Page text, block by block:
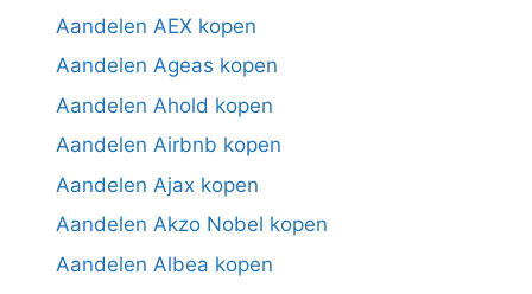
Aandelen AEX kopen
Aandelen Ageas kopen
Aandelen Ahold kopen
Aandelen Airbnb kopen
Aandelen Ajax kopen
Aandelen Akzo Nobel kopen
Aandelen Albea kopen